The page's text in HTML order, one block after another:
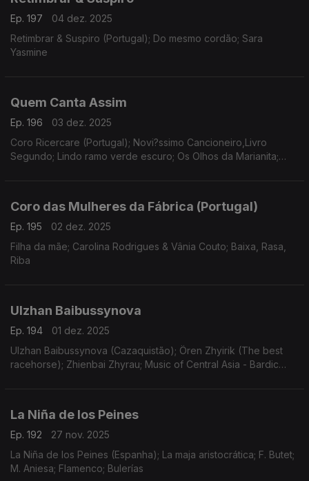
Ep. 197
04 dez. 2025
Retimbrar & Suspiro (Portugal); Do mesmo cordão; Sara
Yasmine
Quem Canta Assim
Ep. 196
03 dez. 2025
Coro Ricercare (Portugal); Novi?ssimo Cancioneiro,Livro
Segundo; Lindo ramo verde escuro; Os Olhos da Marianita;
Coro das Mulheres da Fábrica (Portugal)
Ep. 195
02 dez. 2025
Filha da mãe; Carolina Rodrigues & Vânia Couto; Baixa, Rasa,
Riba
Ulzhan Baibussynova
Ep. 194
01 dez. 2025
Ulzhan Baibussynova (Cazaquistão); Ören Zhyirik (The best
racehorse); Zhienbai Zhyrau; Music of Central Asia - Bardic
La Niña de los Peines
Ep. 192
27 nov. 2025
La Niña de los Peines (Espanha); La maja aristocrática; F. Butet;
M. Aniesa; Flamenco; Bulerías